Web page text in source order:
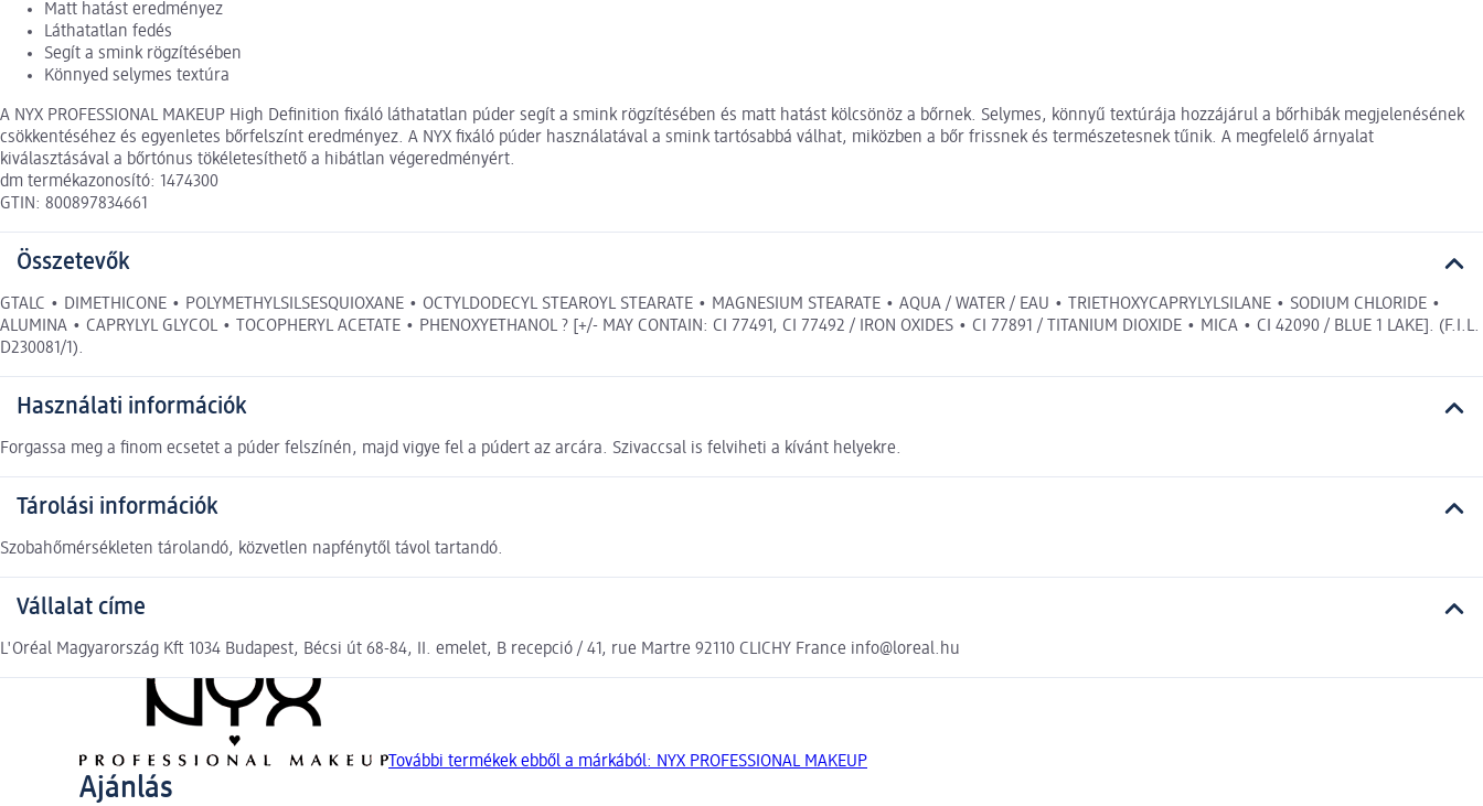
Matt hatást eredményez
Láthatatlan fedés
Segít a smink rögzítésében
Könnyed selymes textúra
A NYX PROFESSIONAL MAKEUP High Definition fixáló láthatatlan púder segít a smink rögzítésében és matt hatást kölcsönöz a bőrnek. Selymes, könnyű textúrája hozzájárul a bőrhibák megjelenésének
csökkentéséhez és egyenletes bőrfelszínt eredményez. A NYX fixáló púder használatával a smink tartósabbá válhat, miközben a bőr frissnek és természetesnek tűnik. A megfelelő árnyalat
kiválasztásával a bőrtónus tökéletesíthető a hibátlan végeredményért.
dm termékazonosító: 1474300
GTIN: 800897834661
Összetevők
GTALC • DIMETHICONE • POLYMETHYLSILSESQUIOXANE • OCTYLDODECYL STEAROYL STEARATE • MAGNESIUM STEARATE • AQUA / WATER / EAU • TRIETHOXYCAPRYLYLSILANE • SODIUM CHLORIDE •
ALUMINA • CAPRYLYL GLYCOL • TOCOPHERYL ACETATE • PHENOXYETHANOL ? [+/- MAY CONTAIN: CI 77491, CI 77492 / IRON OXIDES • CI 77891 / TITANIUM DIOXIDE • MICA • CI 42090 / BLUE 1 LAKE]. (F.I.L.
D230081/1).
Használati információk
Forgassa meg a finom ecsetet a púder felszínén, majd vigye fel a púdert az arcára. Szivaccsal is felviheti a kívánt helyekre.
Tárolási információk
Szobahőmérsékleten tárolandó, közvetlen napfénytől távol tartandó.
Vállalat címe
L'Oréal Magyarország Kft 1034 Budapest, Bécsi út 68-84, II. emelet, B recepció / 41, rue Martre 92110 CLICHY France info@loreal.hu
További termékek ebből a márkából: NYX PROFESSIONAL MAKEUP
Ajánlás